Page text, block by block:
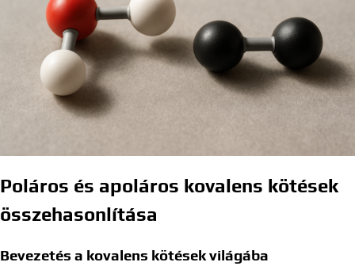
Poláros és apoláros kovalens kötések
összehasonlítása
Bevezetés a kovalens kötések világába